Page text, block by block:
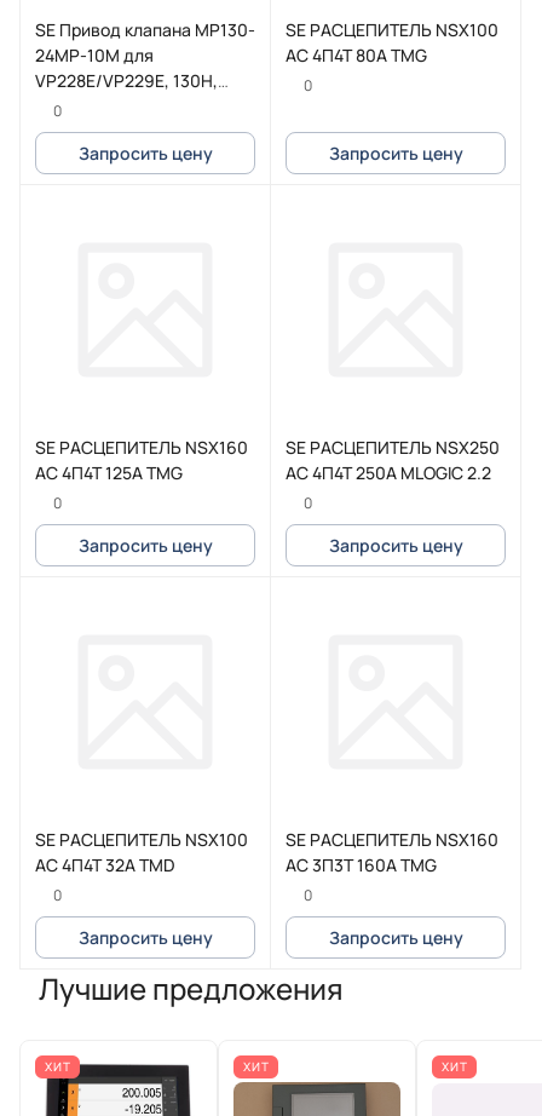
SE Привод клапана MP130-
24MP-10M для
VP228E/VP229E, 130Н,
~24В упр.0-10В ОСП
каб.10м
0
Запросить цену
SE РАСЦЕПИТЕЛЬ NSX100
AC 4П4Т 80A TMG
0
Запросить цену
SE РАСЦЕПИТЕЛЬ NSX160
AC 4П4Т 125A TMG
0
Запросить цену
SE РАСЦЕПИТЕЛЬ NSX250
AC 4П4Т 250A MLOGIC 2.2
0
Запросить цену
SE РАСЦЕПИТЕЛЬ NSX100
AC 4П4Т 32A TMD
0
Запросить цену
SE РАСЦЕПИТЕЛЬ NSX160
AC 3П3Т 160A TMG
0
Запросить цену
Лучшие предложения
ХИТ ХИТ ХИТ